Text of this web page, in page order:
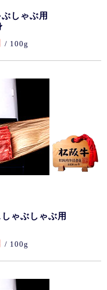
しゃぶ用
/ 100g
ゃぶしゃぶ用
/ 100g